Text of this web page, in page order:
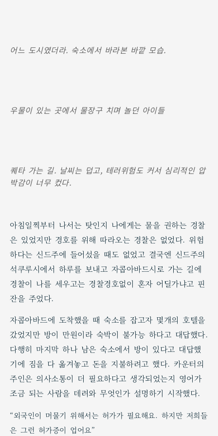
어느 도시였더라. 숙소에서 바라본 바깥 모습.
우물이 있는 곳에서 물장구 치며 놀던 아이들
퀘타 가는 길. 날씨는 덥고, 테러위험도 커서 심리적인 압
박감이 너무 컸다.
아침일찍부터 나서는 탓인지 나에게는 물을 권하는 경찰
은 있었지만 경호를 위해 따라오는 경찰은 없었다. 위험
하다는 신드주에 들어섰을 때도 없었고 결국엔 신드주의
석쿠루시에서 하루를 보내고 자콥아바드시로 가는 길에
경찰이 나를 세우고는 경찰경호없이 혼자 어딜가냐고 핀
잔을 주었다.
자콥아바드에 도착했을 때 숙소를 잡고자 몇개의 호텔을
갔었지만 방이 만원이라 숙박이 불가능 하다고 대답했다.
다행히 마지막 하나 남은 숙소에서 방이 있다고 대답했
기에 짐을 다 옮겨놓고 돈을 지불하려고 했다. 카운터의
주인은 의사소통이 더 필요하다고 생각되었는지 영어가
조금 되는 사람을 데려와 무엇인가 설명하기 시작했다.
“외국인이 머물기 위해서는 허가가 필요해요. 하지만 저희들
은 그런 허가증이 업어요”